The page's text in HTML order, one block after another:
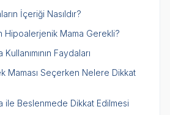
İçeriği Nasıldır?
Hipoalerjenik Mama Gerekli?
Faydaları
Maması Seçerken Nelere Dikkat
ile Beslenmede Dikkat Edilmesi